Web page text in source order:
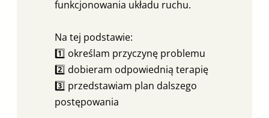
funkcjonowania układu ruchu.
Na tej podstawie:
1️⃣ określam przyczynę problemu
2️⃣ dobieram odpowiednią terapię
3️⃣ przedstawiam plan dalszego
postępowania